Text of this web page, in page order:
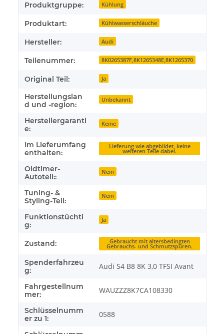
Produktgruppe: Kühlung
Produktart: Kühlwasserschläuche
Hersteller: Audi
Teilenummer: 8K0265387F,8K1265348E,8K1265370
Original Teil: Ja
Herstellungslan
d und -region:
Unbekannt
Herstellergaranti
e:
Keine
Im Lieferumfang
enthalten:
Lieferung wie abgebildet, keine
weiteren Teile dabei.
Oldtimer-
Autoteil::
Nein
Tuning- &
Styling-Teil:
Nein
Funktionstüchti
g:
Ja
Zustand: Gebraucht mit altersbedingten
Gebrauchs- und Schmutzspuren.
Spenderfahrzeu
g:
Audi S4 B8 8K 3,0 TFSI Avant
Fahrgestellnum
mer:
WAUZZZ8K7CA108330
Schlüsselnumm
er zu 1:
0588